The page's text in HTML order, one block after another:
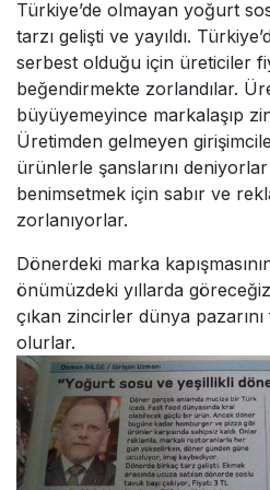
Türkiye’de olmayan yoğurt
tarzı gelişti ve yayıldı.
serbest olduğu için üreticiler
beğendirmekte zorlandılar.
büyüyemeyince markalaşıp
Üretimden gelmeyen
ürünlerle şanslarını
benimsetmek için sabır ve
zorlanıyorlar.
Dönerdeki marka
önümüzdeki yıllarda
çıkan zincirler dünya
olurlar.